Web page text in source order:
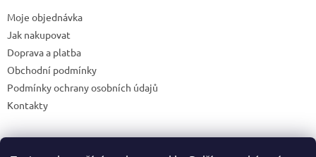
Moje objednávka
Jak nakupovat
Doprava a platba
Obchodní podmínky
Podmínky ochrany osobních údajů
Kontakty